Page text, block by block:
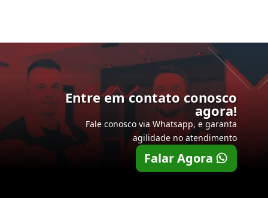
Entre em contato conosco
agora!
Fale conosco via Whatsapp, e garanta
agilidade no atendimento
Falar Agora